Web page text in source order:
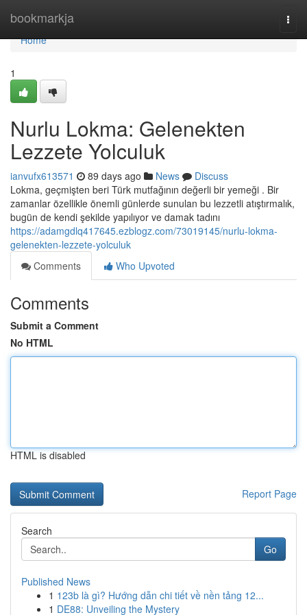
bookmarkja
Home
Home
1
Nurlu Lokma: Gelenekten
Lezzete Yolculuk
ianvufx613571 89 days ago News
Discuss
Lokma, geçmişten beri Türk mutfağının değerli bir yemeği . Bir
zamanlar özellikle önemli günlerde sunulan bu lezzetli atıştırmalık,
bugün de kendi şekilde yapılıyor ve damak tadını
https://adamgdlq417645.ezblogz.com/73019145/nurlu-lokma-
gelenekten-lezzete-yolculuk
Comments
Who Upvoted
Comments
Submit a Comment
No HTML
HTML is disabled
Report Page
Search
Go
Published News
1 123b là gì? Hướng dẫn chi tiết về nền tảng 12...
1 DE88: Unveiling the Mystery